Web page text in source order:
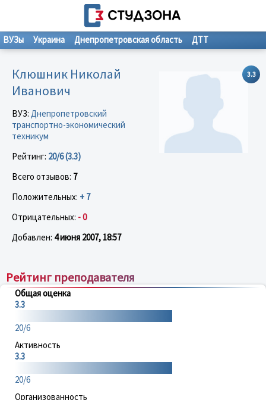
ВУЗы Украина Днепропетровская область ДТТ
3.3
Клюшник Николай
Иванович
ВУЗ: Днепропетровский
транспортно-экономический
техникум
Рейтинг: 20/6 (3.3)
Всего отзывов: 7
Положительных: + 7
Отрицательных: - 0
Добавлен: 4 июня 2007, 18:57
Рейтинг преподавателя
Общая оценка
3.3
20/6
Активность
3.3
20/6
Организованность